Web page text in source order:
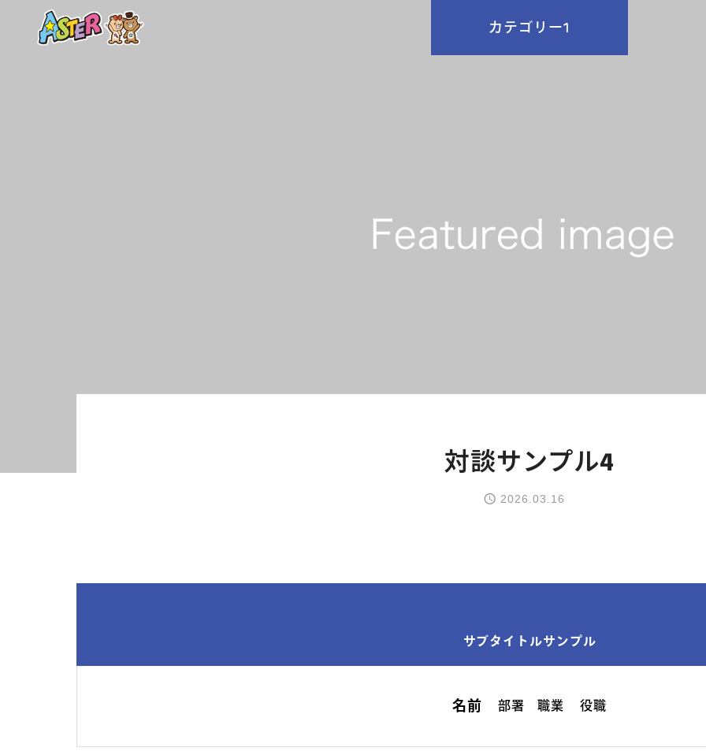
コース案内
英会話（未就学児）
カテゴリー1
対談サンプル4
2026.03.16
サブタイトルサンプル
名前 部署 職業 役職